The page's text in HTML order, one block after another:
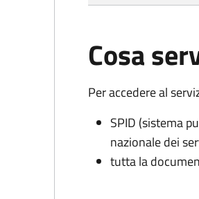
Cosa
Per accedere al
SPID (sistema
nazionale dei
tutta la